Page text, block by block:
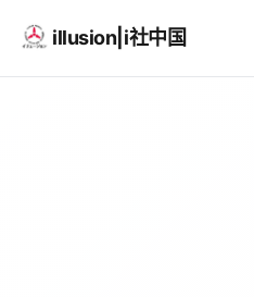
illusion|i社中国